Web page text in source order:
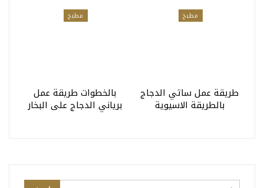
مطبخ
طريقة عمل ساتي الدجاج
بالطريقة الاسيوية
مطبخ
بالخطوات طريقة عمل
برياني الدجاج على البخار